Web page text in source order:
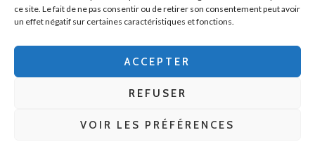
ce site. Le fait de ne pas consentir ou de retirer son consentement peut avoir
un effet négatif sur certaines caractéristiques et fonctions.
ACCEPTER
REFUSER
VOIR LES PRÉFÉRENCES
Légales-